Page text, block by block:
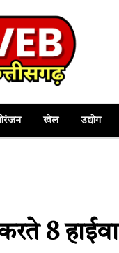
खेल उद्योग
8 हाईवा